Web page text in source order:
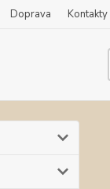
Doprava Kontakty